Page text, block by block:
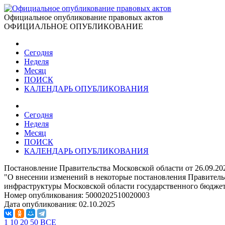
Официальное опубликование правовых актов
ОФИЦИАЛЬНОЕ ОПУБЛИКОВАНИЕ
Сегодня
Неделя
Месяц
ПОИСК
КАЛЕНДАРЬ ОПУБЛИКОВАНИЯ
Сегодня
Неделя
Месяц
ПОИСК
КАЛЕНДАРЬ ОПУБЛИКОВАНИЯ
Постановление Правительства Московской области от
"О внесении изменений в некоторые постановления
инфраструктуры Московской области государственного
Номер опубликования: 5000202510020003
Дата опубликования: 02.10.2025
1 10 20 50 ВСЕ